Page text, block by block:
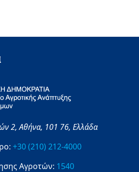
2,Αθήνα, 101 76, Ελλάδα
+30 (210) 212-4000
Αγροτών: 1540